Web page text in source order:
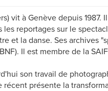
vit à Genève depuis 1987.
les reportages sur le
et la danse. Ses archives
Il est membre de la SAIF
son travail de
récent présente la